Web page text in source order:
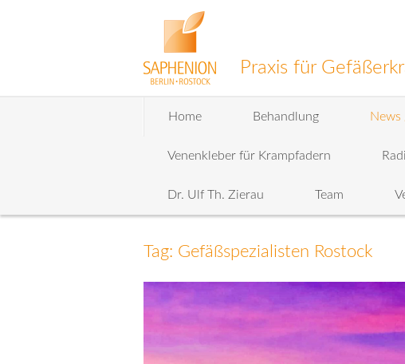
Praxis für
Home Behandlung News
Venenkleber für Krampfadern
Dr. Ulf Th. Zierau Team
Tag: Gefäßspezialisten Rostock